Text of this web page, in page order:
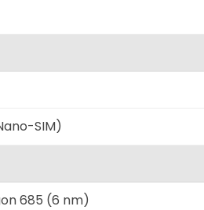
SIM)
685 (6 nm)